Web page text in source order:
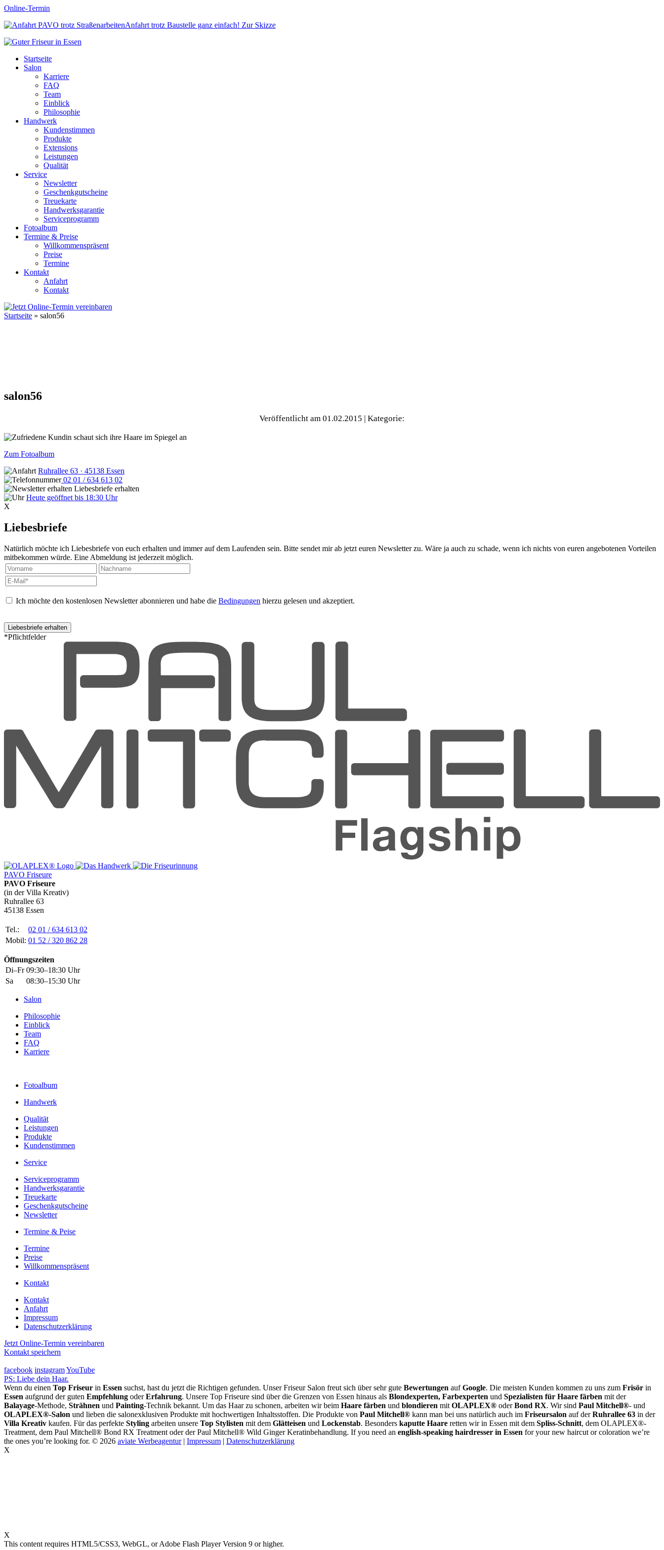
Online-Termin
Anfahrt trotz Baustelle ganz einfach! Zur Skizze
Startseite
Salon
Karriere
FAQ
Team
Einblick
Philosophie
Handwerk
Kundenstimmen
Produkte
Extensions
Leistungen
Qualität
Service
Newsletter
Geschenkgutscheine
Treuekarte
Handwerksgarantie
Serviceprogramm
Fotoalbum
Termine & Preise
Willkommenspräsent
Preise
Termine
Kontakt
Anfahrt
Kontakt
Startseite » salon56
salon56
Veröffentlicht am 01.02.2015 | Kategorie:
Zum Fotoalbum
Ruhrallee 63 · 45138 Essen
02 01 / 634 613 02
Liebesbriefe erhalten
Heute geöffnet bis 18:30 Uhr
X
Liebesbriefe
Natürlich möchte ich Liebesbriefe von euch erhalten und immer auf dem Laufenden sein. Bitte sendet mir ab jetzt euren Newsletter zu. Wäre ja auch zu schade, wenn ich nichts von euren angebotenen Vorteilen
mitbekommen würde. Eine Abmeldung ist jederzeit möglich.
Ich möchte den kostenlosen Newsletter abonnieren und habe die Bedingungen hierzu gelesen und akzeptiert.
*Pflichtfelder
PAVO Friseure
PAVO Friseure
(in der Villa Kreativ)
Ruhrallee 63
45138 Essen
Tel.:
02 01 / 634 613 02
Mobil: 01 52 / 320 862 28
Öffnungszeiten
Di–Fr 09:30–18:30 Uhr
Sa
08:30–15:30 Uhr
Salon
Philosophie
Einblick
Team
FAQ
Karriere
Fotoalbum
Handwerk
Qualität
Leistungen
Produkte
Kundenstimmen
Service
Serviceprogramm
Handwerksgarantie
Treuekarte
Geschenkgutscheine
Newsletter
Termine & Peise
Termine
Preise
Willkommenspräsent
Kontakt
Kontakt
Anfahrt
Impressum
Datenschutzerklärung
Jetzt Online-Termin vereinbaren
Kontakt speichern
facebook instagramYouTube
PS: Liebe dein Haar.
Wenn du einen Top Friseur in Essen suchst, hast du jetzt die Richtigen gefunden. Unser Friseur Salon freut sich über sehr gute Bewertungen aufGoogle. Die meisten Kunden kommen zu uns zum Frisör in
Essen aufgrund der guten Empfehlung oderErfahrung. Unsere Top Friseure sind über die Grenzen von Essen hinaus als Blondexperten, Farbexperten und Spezialisten für Haare färben mit der
Balayage-Methode, Strähnen und Painting-Technik bekannt. Um das Haar zu schonen, arbeiten wir beim Haare färben und blondieren mit OLAPLEX® oderBond RX. Wir sind Paul Mitchell®- und
OLAPLEX®-Salon und lieben die salonexklusiven Produkte mit hochwertigen Inhaltsstoffen. Die Produkte von Paul Mitchell® kann man bei uns natürlich auch im Friseursalon auf derRuhrallee 63 in der
Villa Kreativ kaufen. Für das perfekte Styling arbeiten unsere Top Stylisten mit dem Glätteisen und Lockenstab. Besonders kaputte Haare retten wir in Essen mit dem Spliss-Schnitt, dem OLAPLEX®-
Treatment, dem Paul Mitchell® Bond RX Treatment oder der Paul Mitchell® Wild Ginger Keratinbehandlung. If you need an english-speaking hairdresser in Essen for your new haircut or coloration we’re
the ones you’re looking for. © 2026 aviate Werbeagentur| Impressum | Datenschutzerklärung
X
X
This content requires HTML5/CSS3, WebGL, or Adobe Flash Player Version 9 or higher.